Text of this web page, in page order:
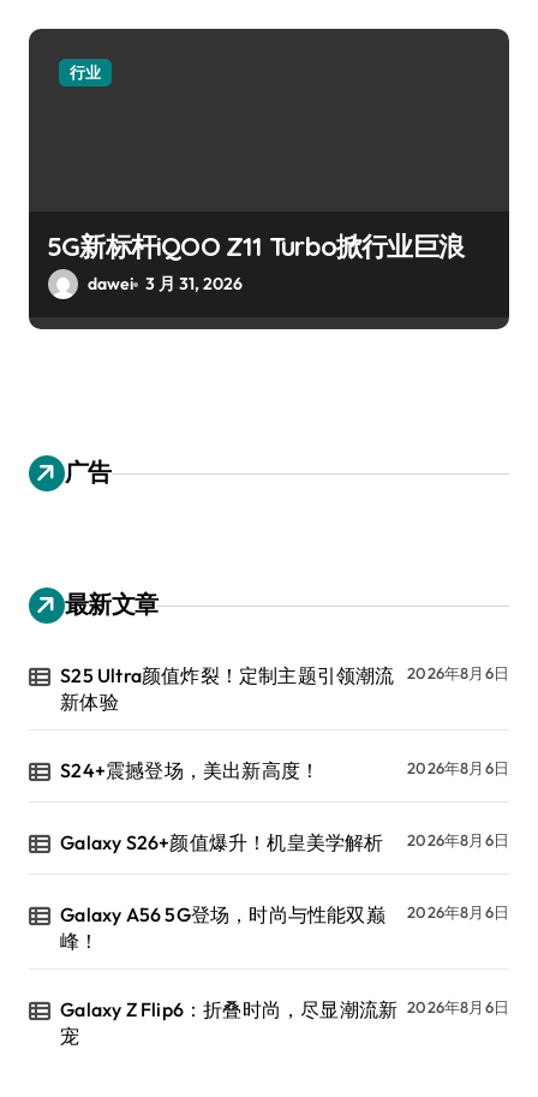
行业
5G新标杆iQOO Z11 Turbo掀行业巨浪
dawei 3 月 31, 2026
广告
最新文章
S25 Ultra颜值炸裂！定制主题引领潮流
新体验
2026年8月6日
S24+震撼登场，美出新高度！ 2026年8月6日
Galaxy S26+颜值爆升！机皇美学解析 2026年8月6日
Galaxy A56 5G登场，时尚与性能双巅
峰！
2026年8月6日
Galaxy Z Flip6：折叠时尚，尽显潮流新
宠
2026年8月6日